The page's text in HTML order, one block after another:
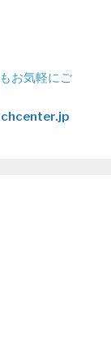
お気軽にご